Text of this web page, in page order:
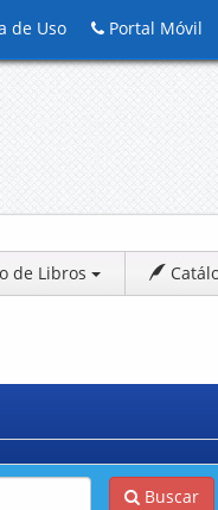
de Uso Portal Móvil
de Libros
Buscar